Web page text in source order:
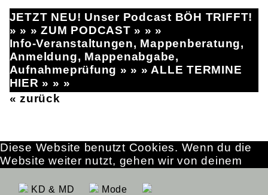
JETZT NEU! Unser Podcast BÖH TRIFFT!
» » » ZUM PODCAST » » »
Info-Veranstaltungen, Mappenberatung,
Anmeldung, Mappenabgabe,
Aufnahmeprüfung » » » ALLE TERMINE
HIER » » »
« zurück
KD & MD Mode
Diese Website benutzt Cookies. Wenn du die
Website weiter nutzt, gehen wir von deinem